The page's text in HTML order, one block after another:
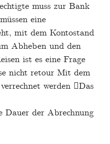
muss zur Bank
eine
mit dem Kontostand
Abheben und den
ist es eine Frage
nicht retour Mit dem
werden Das
Dauer der Abrechnung